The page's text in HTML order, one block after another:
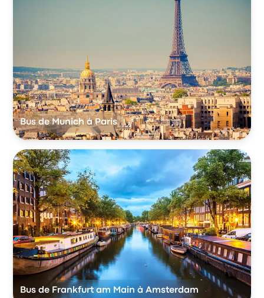
Bus de Munich à Paris
Bus de Frankfurt am Main à Amsterdam